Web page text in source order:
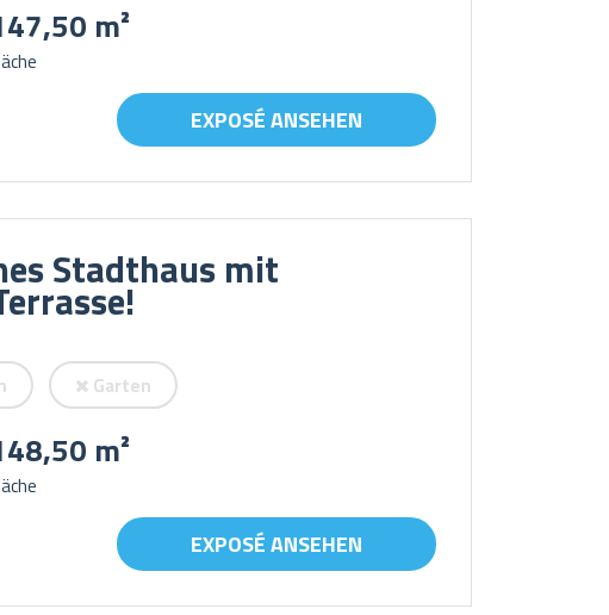
m²
EXPOSÉ ANSEHEN
Stadthaus mit
Garten
m²
EXPOSÉ ANSEHEN